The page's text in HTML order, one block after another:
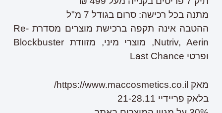
מתנה בכל רכישה: סרום בגודל 7 מ"ל
ההטבה אינה תקפה ברכישת מוצרים מסדרת Re-
Nutriv, Aerin, מוצרי מיני, מזוודת Blockbuster
ופרטי Last Chance
מאק https://www.maccosmetics.co.il/
בלאק פריידיי 21-28.11